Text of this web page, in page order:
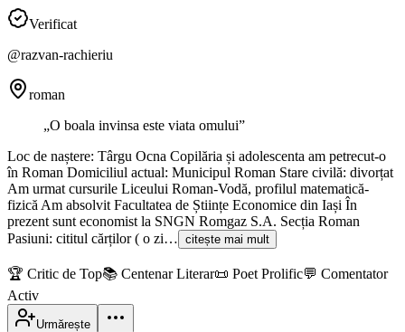
Verificat
@razvan-rachieriu
roman
„O boala invinsa este viata omului”
Loc de naștere: Târgu Ocna Copilăria și adolescenta am petrecut-o
în Roman Domiciliul actual: Municipul Roman Stare civilă: divorțat
Am urmat cursurile Liceului Roman-Vodă, profilul matematică-
fizică Am absolvit Facultatea de Științe Economice din Iași În
prezent sunt economist la SNGN Romgaz S.A. Secția Roman
Pasiuni: cititul cărților ( o zi… citește mai mult
🏆 Critic de Top📚 Centenar Literar📜 Poet Prolific💬 Comentator
Activ
Urmărește